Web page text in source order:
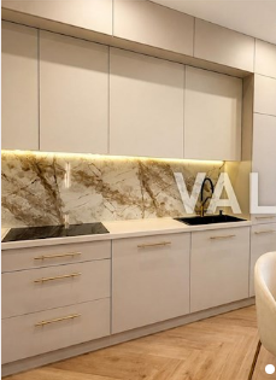
собственного проживания, так и
площадь — 44,9 м²; жилая
этаж; кирпичный дом;
состояние. Установлены
машина. В нескольких минутах
АТБ, Фора, Новус, продуктовые
банков и Новой почты. Рядом
лицеи, что особенно удобно для
отдыха — скверы и парки. Неподалеку находятся медицинские
учреждения, спортивные клубы,
отличное транспортное
общественного транспорта,
метро «Вокзальная»,
Видеообзор по запросу. Цена 65
Наталья Яшта valion.ua/1155177